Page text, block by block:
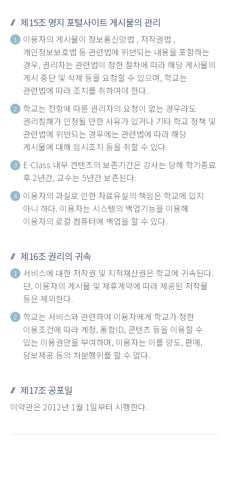
제15조 명지 포털사이트 게시물의 관리
1
이용자의 게시물이 정보통신망법 , 저작권법 ,
개인정보보호법 등 관련법에 위반되는 내용을 포함하는
경우, 권리자는 관련법이 정한 절차에 따라 해당 게시물의
게시 중단 및 삭제 등을 요청할 수 있으며, 학교는
관련법에 따라 조치를 취하여야 한다.
2
학교는 전항에 따른 권리자의 요청이 없는 경우라도
권리침해가 인정될 만한 사유가 있거나 기타 학교 정책 및
관련법에 위반되는 경우에는 관련법에 따라 해당
게시물에 대해 임시조치 등을 취할 수 있다.
3
E-Class 내부 컨텐츠의 보존기간은 강사는 당해 학기종료
후 2년간, 교수는 5년간 보존된다.
4
이용자의 과실로 인한 자료유실의 책임은 학교에 있지
아니 하다. 이용자는 시스템의 백업기능을 이용해
이용자의 로컬 컴퓨터에 백업을 할 수 있다.
제16조 권리의 귀속
1
서비스에 대한 저작권 및 지적재산권은 학교에 귀속된다.
단, 이용자의 게시물 및 제휴계약에 따라 제공된 저작물
등은 제외한다.
2
학교는 서비스와 관련하여 이용자에게 학교가 정한
이용조건에 따라 계정, 통합ID, 콘텐츠 등을 이용할 수
있는 이용권만을 부여하며, 이용자는 이를 양도, 판매,
담보제공 등의 처분행위를 할 수 없다.
제17조 공포일
이약관은 2012년 1월 1일부터 시행한다.